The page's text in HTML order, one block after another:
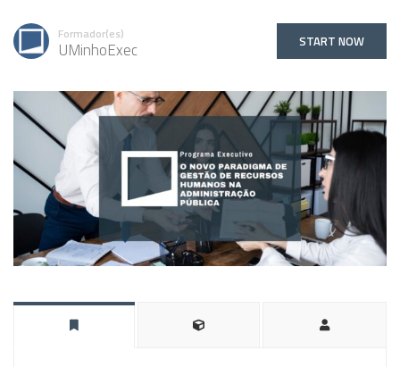
Formador(es)
UMinhoExec START NOW